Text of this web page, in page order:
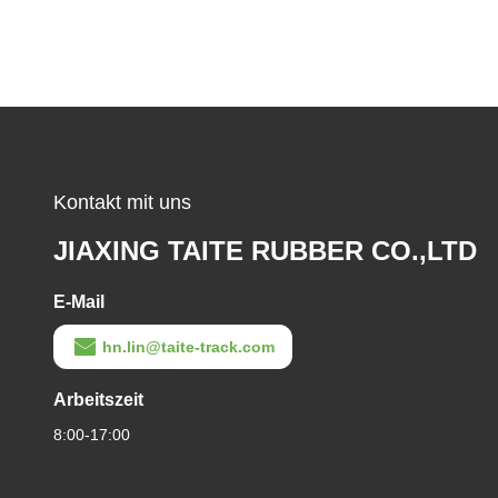
Kontakt mit uns
JIAXING TAITE RUBBER CO.,LTD
E-Mail
hn.lin@taite-track.com
Arbeitszeit
8:00-17:00